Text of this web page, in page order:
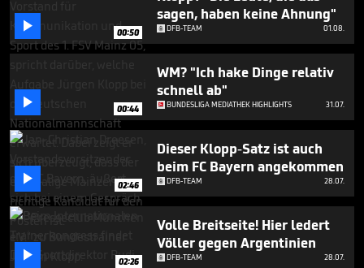
 00:50
sagen, haben keine Ahnung"
DFB-TEAM 01.08.
 00:44
WM? "Ich hake Dinge relativ
schnell ab"
BUNDESLIGA MEDIATHEK HIGHLIGHTS 31.07.
 02:46
Dieser Klopp-Satz ist auch
beim FC Bayern angekommen
DFB-TEAM 28.07.
 02:26
Volle Breitseite! Hier ledert
Völler gegen Argentinien
DFB-TEAM 28.07.